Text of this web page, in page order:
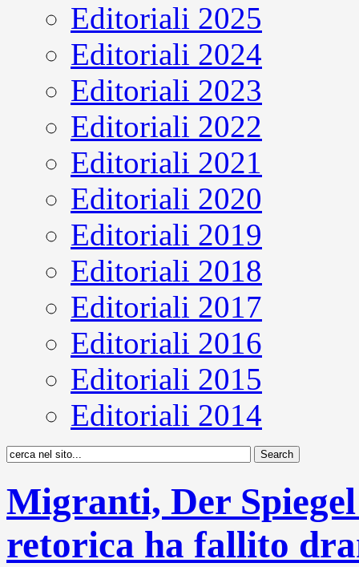
Editoriali 2025
Editoriali 2024
Editoriali 2023
Editoriali 2022
Editoriali 2021
Editoriali 2020
Editoriali 2019
Editoriali 2018
Editoriali 2017
Editoriali 2016
Editoriali 2015
Editoriali 2014
Migranti, Der
retorica ha fallito